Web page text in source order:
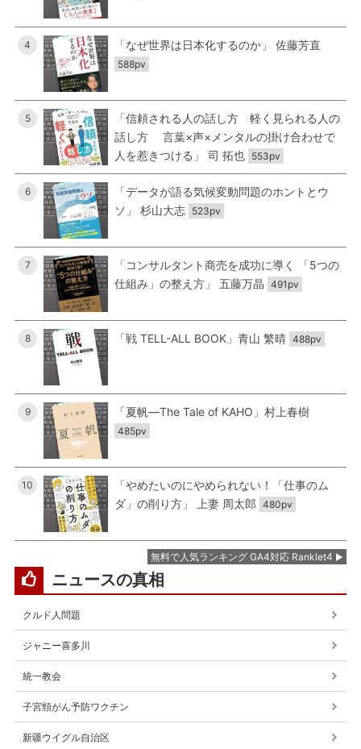
4 「なぜ世界は日本化するのか」 佐藤芳直
588pv
5
「信頼される人の話し方 軽く見られる人の
話し方 言葉×声×メンタルの掛け合わせで
人を惹きつける」 司 拓也 553pv
6
「データが語る気候変動問題のホントとウ
ソ」 杉山大志 523pv
7
「コンサルタント商売を成功に導く 「5つの
仕組み」の整え方」 五藤万晶 491pv
8 「戦 TELL-ALL BOOK」青山 繁晴 488pv
9 「夏帆―The Tale of KAHO」村上春樹
485pv
10
「やめたいのにやめられない！「仕事のム
ダ」の削り方」 上妻 周太郎 480pv
無料で人気ランキング GA4対応 Ranklet4
ニュースの真相
クルド人問題
ジャニー喜多川
統一教会
子宮頸がん予防ワクチン
新疆ウイグル自治区